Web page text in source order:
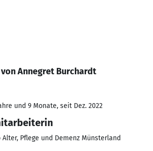
Annegret Burchardt
und 9 Monate, seit Dez. 2022
Alter, Pflege und Demenz Münsterland